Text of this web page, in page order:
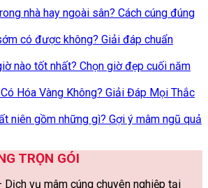
nhà hay ngoài sân? Cách cúng đúng
có được không? Giải đáp chuẩn
nào tốt nhất? Chọn giờ đẹp cuối năm
Hóa Vàng Không? Giải Đáp Mọi Thắc
niên gồm những gì? Gợi ý mâm ngũ quả
TRỌN GÓI
Dịch vụ mâm cúng chuyên nghiệp tại